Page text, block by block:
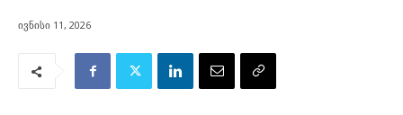
ივნისი 11, 2026